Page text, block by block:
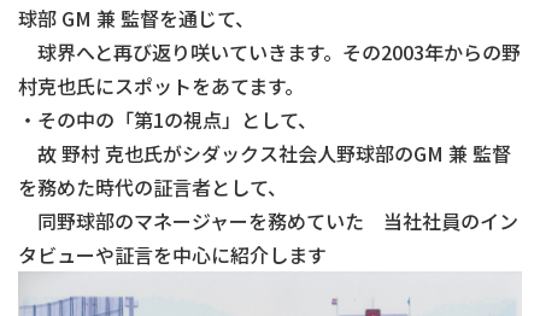
球部 GM 兼 監督を通じて、
球界へと再び返り咲いていきます。その2003年からの野
村克也氏にスポットをあてます。
・その中の「第1の視点」として、
故 野村 克也氏がシダックス社会人野球部のGM 兼 監督
を務めた時代の証言者として、
同野球部のマネージャーを務めていた 当社社員のイン
タビューや証言を中心に紹介します